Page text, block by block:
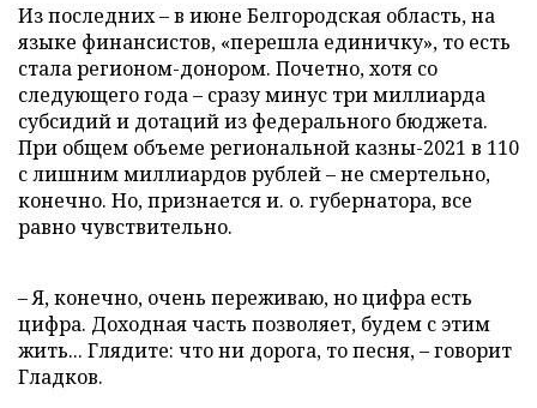
Из последних – в июне Белгородская область, на
языке финансистов, «перешла единичку», то есть
стала регионом-донором. Почетно, хотя со
следующего года – сразу минус три миллиарда
субсидий и дотаций из федерального бюджета.
При общем объеме региональной казны-2021 в 110
с лишним миллиардов рублей – не смертельно,
конечно. Но, признается и. о. губернатора, все
равно чувствительно.
– Я, конечно, очень переживаю, но цифра есть
цифра. Доходная часть позволяет, будем с этим
жить... Глядите: что ни дорога, то песня, – говорит
Гладков.